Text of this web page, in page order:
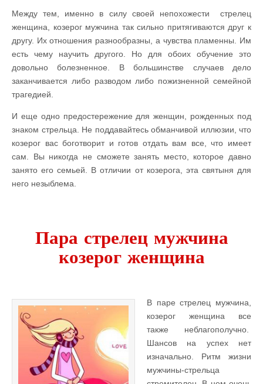
Между тем, именно в силу своей непохожести стрелец
женщина, козерог мужчина так сильно притягиваются друг к
другу. Их отношения разнообразны, а чувства пламенны. Им
есть чему научить другого. Но для обоих обучение это
довольно болезненное. В большинстве случаев дело
заканчивается либо разводом либо пожизненной семейной
трагедией.
И еще одно предостережение для женщин, рожденных под
знаком стрельца. Не поддавайтесь обманчивой иллюзии, что
козерог вас боготворит и готов отдать вам все, что имеет
сам. Вы никогда не сможете занять место, которое давно
занято его семьей. В отличии от козерога, эта святыня для
него незыблема.
Пара стрелец мужчина
козерог женщина
В паре стрелец мужчина,
козерог женщина все
также неблагополучно.
Шансов на успех нет
изначально. Ритм жизни
мужчины-стрельца